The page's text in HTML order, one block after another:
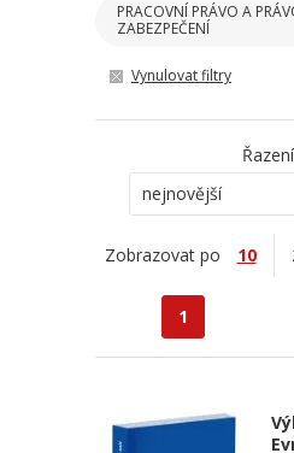
PRACOVNÍ PRÁVO A
ZABEZPEČENÍ
Vynulovat filtry
nejnovější
Zobrazovat po 10
1